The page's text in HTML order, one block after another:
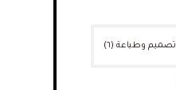
تصميم وطباعة(٦)